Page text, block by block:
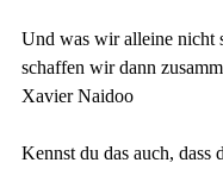
Und was wir alleine nicht
schaffen wir dann
Xavier Naidoo
Kennst du das auch, dass